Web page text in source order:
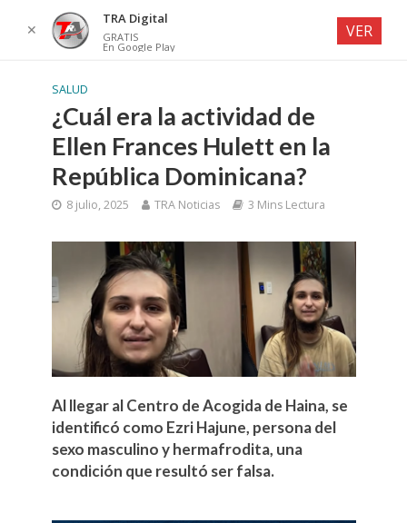
SALUD
¿Cuál era la actividad de
Ellen Frances Hulett en la
República Dominicana?
8 julio, 2025 TRA Noticias 3 Mins Lectura
Al llegar al Centro de Acogida de Haina, se
identificó como Ezri Hajune, persona del
sexo masculino y hermafrodita, una
condición que resultó ser falsa.
✕
TRA Digital
GRATIS
En Google Play
VER